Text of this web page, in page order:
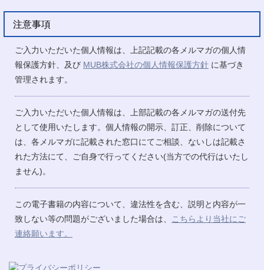
注意事項
ご入力いただいた個人情報は、上記記載の各メルマガの個人情
報保護方針、及び MUB株式会社の個人情報保護方針 に基づき
管理されます。
ご入力いただいた個人情報は、上部記載の各メルマガの送付先
として使用いたします。個人情報の開示、訂正、削除について
は、各メルマガに記載された窓口にてご相談、ないしは記載さ
れた方法にて、ご自身で行ってください(当方での代行はいたし
ません)。
この電子書籍の内容について、違法性を含む、説明と内容が一
致しない等の問題がございました場合は、
こちらより当社にご
連絡願います。